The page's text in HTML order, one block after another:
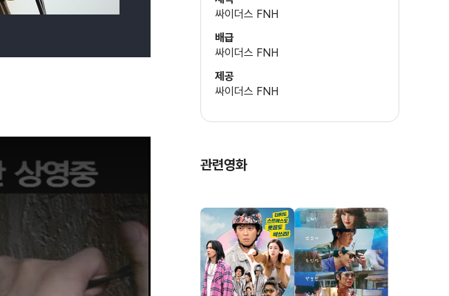
싸이더스 FNH
배급
싸이더스 FNH
제공
싸이더스 FNH
관련영화